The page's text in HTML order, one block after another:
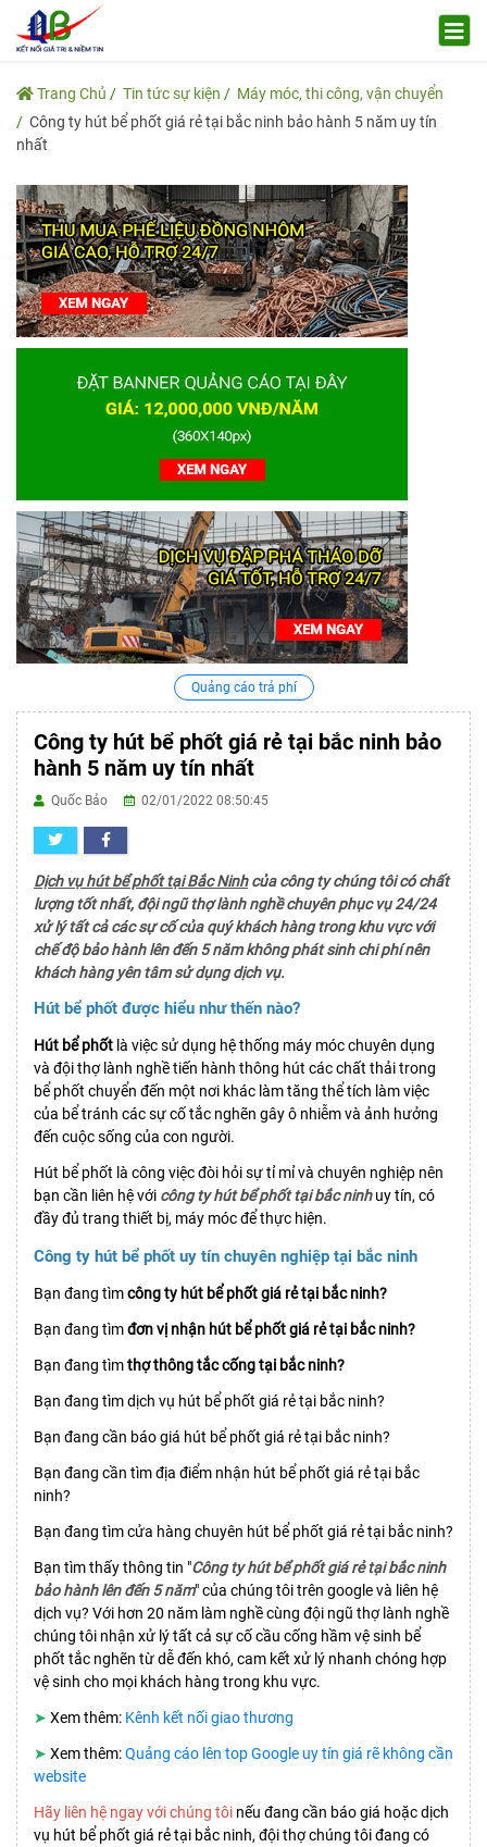
Trang Chủ Tin tức sự kiện
Máy móc, thi công, vận chuyển
Công ty hút bể phốt giá rẻ tại bắc ninh bảo hành 5 năm uy tín
nhất
Quảng cáo trả phí
Công ty hút bể phốt giá rẻ tại bắc ninh bảo
hành 5 năm uy tín nhất
Quốc Bảo 02/01/2022 08:50:45
Dịch vụ hút bể phốt tại Bắc Ninhcủa công ty chúng tôi có chất
lượng tốt nhất, đội ngũ thợ lành nghề chuyên phục vụ 24/24
xử lý tất cả các sự cố của quý khách hàng trong khu vực với
chế độ bảo hành lên đến 5 năm không phát sinh chi phí nên
khách hàng yên tâm sử dụng dịch vụ.
Hút bể phốt được hiểu như thến nào?
Hút bể phốt là việc sử dụng hệ thống máy móc chuyên dụng
và đội thợ lành nghề tiến hành thông hút các chất thải trong
bể phốt chuyển đến một nơi khác làm tăng thể tích làm việc
của bể tránh các sự cố tắc nghẽn gây ô nhiễm và ảnh hưởng
đến cuộc sống của con người.
Hút bể phốt là công việc đòi hỏi sự tỉ mỉ và chuyên nghiệp nên
bạn cần liên hệ với công ty hút bể phốt tại bắc ninhuy tín, có
đầy đủ trang thiết bị, máy móc để thực hiện.
Công ty hút bể phốt uy tín chuyên nghiệp tại bắc ninh
Bạn đang tìmcông ty hút bể phốt giá rẻ tại bắc ninh?
Bạn đang tìmđơn vị nhận hút bể phốt giá rẻ tại bắc ninh?
Bạn đang tìmthợ thông tắc cống tại bắc ninh?
Bạn đang tìm dịch vụ hút bể phốt giá rẻ tại bắc ninh?
Bạn đang cần báo giá hút bể phốt giá rẻ tại bắc ninh?
Bạn đang cần tìm địa điểm nhận hút bể phốt giá rẻ tại bắc
ninh?
Bạn đang tìm cửa hàng chuyên hút bể phốt giá rẻ tại bắc ninh?
Bạn tìm thấy thông tin "Công ty hút bể phốt giá rẻ tại bắc ninh
bảo hành lên đến 5 năm" của chúng tôi trên google và liên hệ
dịch vụ? Với hơn 20 năm làm nghề cùng đội ngũ thợ lành nghề
chúng tôi nhận xử lý tất cả sự cố cầu cống hầm vệ sinh bể
phốt tắc nghẽn từ dễ đến khó, cam kết xử lý nhanh chóng hợp
vệ sinh cho mọi khách hàng trong khu vực.
➤ Xem thêm: Kênh kết nối giao thương
➤ Xem thêm:Quảng cáo lên top Google uy tín giá rẽ không cần
website
Hãy liên hệ ngay với chúng tôi nếu đang cần báo giá hoặc dịch
vụ hút bể phốt giá rẻ tại bắc ninh, đội thợ chúng tôi đang có